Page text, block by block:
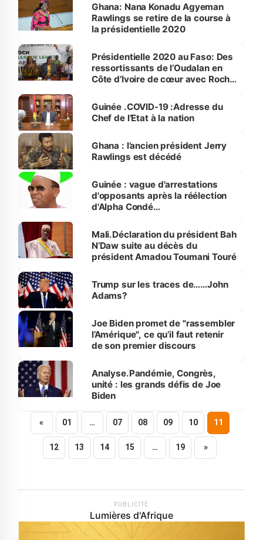
Ghana: Nana Konadu Agyeman
Rawlings se retire de la course à
la présidentielle 2020
Présidentielle 2020 au Faso: Des
ressortissants de l’Oudalan en
Côte d’Ivoire de cœur avec Roch
Guinée .COVID-19 :Adresse du
Chef de l’Etat à la nation
Ghana : l’ancien président Jerry
Rawlings est décédé
Guinée : vague d'arrestations
d'opposants après la réélection
d'Alpha Condé…
Mali.Déclaration du président Bah
N’Daw suite au décès du
président Amadou Toumani Touré
Trump sur les traces de……John
Adams?
Joe Biden promet de "rassembler
l’Amérique", ce qu’il faut retenir
de son premier discours
Analyse.Pandémie, Congrès,
unité : les grands défis de Joe
Biden
« 01 … 07 08 09 10 11
12 13 14 15 … 19 »
PUBLICITÉ
Lumières d'Afrique